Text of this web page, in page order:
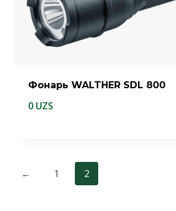
Фонарь WALTHER SDL 800
0 UZS
← 1 2